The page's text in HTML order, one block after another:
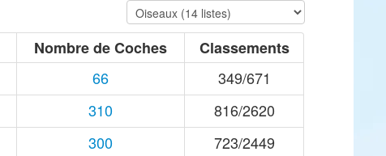
Nombre de Coches
Classements
66
349/671
310
816/2620
300
723/2449